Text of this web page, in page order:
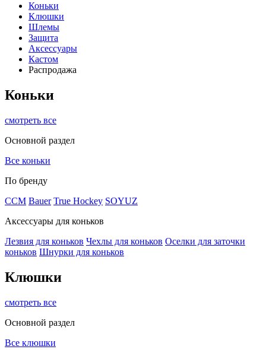
Коньки
Клюшки
Шлемы
Защита
Аксессуары
Кастом
Распродажа
Коньки
смотреть все
Основной раздел
Все коньки
По бренду
ССМ Bauer True Hockey SOYUZ
Аксессуары для коньков
Лезвия для коньков Чехлы для коньков Оселки для заточки
коньков Шнурки для коньков
Клюшки
смотреть все
Основной раздел
Все клюшки